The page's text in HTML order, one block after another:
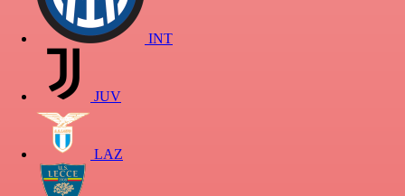
INT
JUV
LAZ